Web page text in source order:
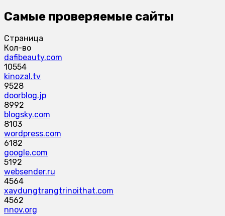
Самые проверяемые сайты
Страница
Кол-во
dafibeauty.com
10554
kinozal.tv
9528
doorblog.jp
8992
blogsky.com
8103
wordpress.com
6182
google.com
5192
websender.ru
4564
xaydungtrangtrinoithat.com
4562
nnov.org